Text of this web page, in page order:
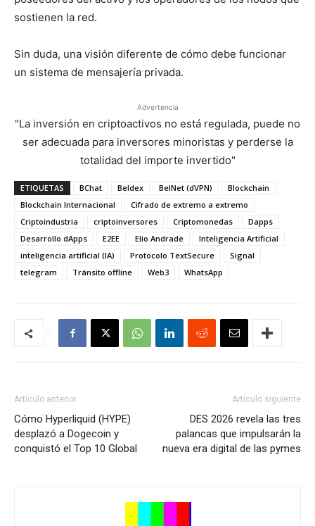
sostienen la red.
Sin duda, una visión diferente de cómo debe funcionar
un sistema de mensajería privada.
Advertencia
"La inversión en criptoactivos no está regulada, puede no
ser adecuada para inversores minoristas y perderse la
totalidad del importe invertido"
ETIQUETAS BChat Beldex BelNet (dVPN)
Blockchain
Blockchain Internacional
Cifrado de extremo a extremo
Criptoindustria
criptoinversores Criptomonedas
Dapps
Desarrollo dApps
E2EE Elio Andrade
Inteligencia Artificial
inteligencia artificial (IA)
Protocolo TextSecure
Signal
telegram
Tránsito offline Web3 WhatsApp
Artículo anterior
Cómo Hyperliquid (HYPE)
desplazó a Dogecoin y
conquistó el Top 10 Global
Artículo siguiente
DES 2026 revela las tres
palancas que impulsarán la
nueva era digital de las pymes